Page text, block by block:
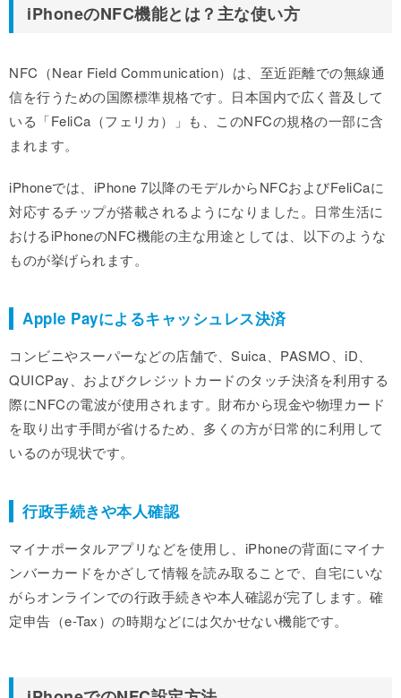
iPhoneのNFC機能とは？主な使い方
NFC（Near Field Communication）は、至近距離での無線通
信を行うための国際標準規格です。日本国内で広く普及して
いる「FeliCa（フェリカ）」も、このNFCの規格の一部に含
まれます。
iPhoneでは、iPhone 7以降のモデルからNFCおよびFeliCaに
対応するチップが搭載されるようになりました。日常生活に
おけるiPhoneのNFC機能の主な用途としては、以下のような
ものが挙げられます。
Apple Payによるキャッシュレス決済
コンビニやスーパーなどの店舗で、Suica、PASMO、iD、
QUICPay、およびクレジットカードのタッチ決済を利用する
際にNFCの電波が使用されます。財布から現金や物理カード
を取り出す手間が省けるため、多くの方が日常的に利用して
いるのが現状です。
行政手続きや本人確認
マイナポータルアプリなどを使用し、iPhoneの背面にマイナ
ンバーカードをかざして情報を読み取ることで、自宅にいな
がらオンラインでの行政手続きや本人確認が完了します。確
定申告（e-Tax）の時期などには欠かせない機能です。